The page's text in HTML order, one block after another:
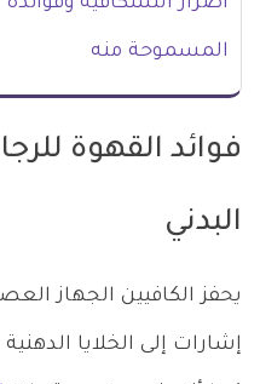
المسموحة منه
فوائد القهوة
البدني
يحفز الكافيين الجهاز
إشارات إلى الخلايا